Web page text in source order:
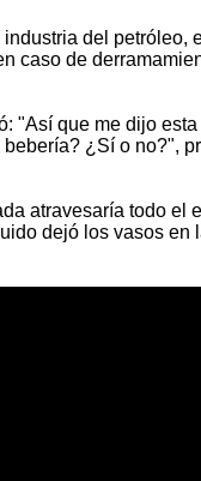
del petróleo,
caso de
"Así que me dijo
¿Sí o no?",
atravesaría todo el
dejó los vasos en